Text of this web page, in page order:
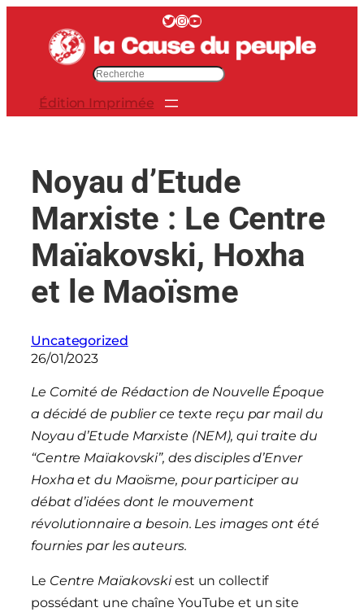
contenu
Twitter InstagramYouTube
e
r
Édition Imprimée
Noyau d’Etude
Marxiste : Le Centre
Maïakovski, Hoxha
et le Maoïsme
Uncategorized
26/01/2023
Le Comité de Rédaction de Nouvelle Époque
a décidé de publier ce texte reçu par mail du
Noyau d’Etude Marxiste (NEM), qui traite du
“Centre Maïakovski”, des disciples d’Enver
Hoxha et du Maoïsme, pour participer au
débat d’idées dont le mouvement
révolutionnaire a besoin. Les images ont été
fournies par les auteurs.
Le Centre Maïakovskiest un collectif
possédant une chaîne YouTube et un site